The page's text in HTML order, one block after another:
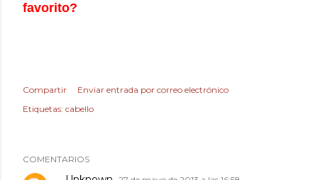
favorito?
Compartir
Enviar entrada por correo electrónico
Etiquetas: cabello
COMENTARIOS